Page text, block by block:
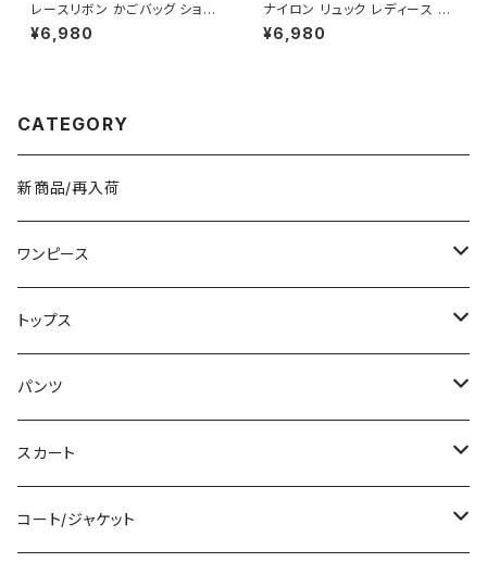
レースリボン かごバッグ ショル
ダーバッグ レディース 韓国風
春夏 ナチュラルスタイル リゾー
¥6,980
ナイロン リュック レディース ミ
ニバックパック 2WAY ショルダ
ー 肩掛け ハンドバッグ 軽量 カ
¥6,980
CATEGORY
新商品/再入荷
ワンピース
ミニ/ショート
ミディアム/ミモレ
ロング/マキシ
袖付き
トップス
Tシャツ/カットソー
タンクトップ/キャミソール
シャツ/ブラウス
パンツ
ショート丈
クロップド丈
スカート
ミニ/ショート
コート/ジャケット